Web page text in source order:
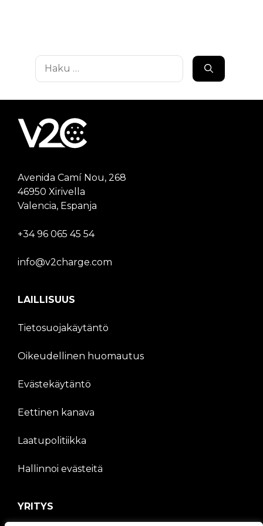
Haku:
Avenida Camí Nou, 268
46950 Xirivella
Valencia, Espanja
+34 96 065 45 54
info@v2charge.com
LAILLISUUS
Tietosuojakäytäntö
Oikeudellinen huomautus
Evästekäytäntö
Eettinen kanava
Laatupolitiikka
Hallinnoi evästeitä
YRITYS